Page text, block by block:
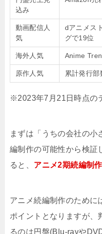
込み
動画配信人
気
dアニメス
グで19位
海外人気 Anime
原作人気 累計発行部
※2023年7月21日時点の
まずは「うちの会社の
編制作の可能性から検証
ると、 アニメ2期続編制
アニメ続編制作のために
ポイントとなりますが、
るのは円盤(Blu-rayや